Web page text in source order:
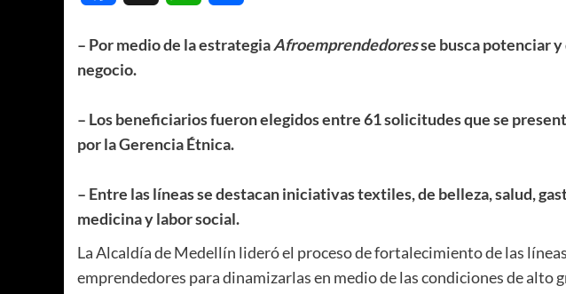
– Por medio de la estrategiaAfroemprendedoresse busca potenciar
negocio.
– Los beneficiarios fueron elegidos entre 61 solicitudes que se
por la Gerencia Étnica.
– Entre las líneas se destacan iniciativas textiles, de belleza, salud,
medicina y labor social.
La Alcaldía de Medellín lideró el proceso de fortalecimiento de las
emprendedores para dinamizarlas en medio de las condiciones de alto